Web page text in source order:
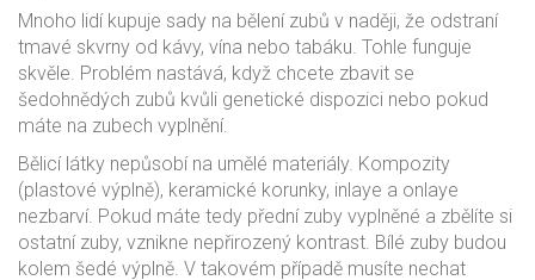
Mnoho lidí kupuje sady na bělení zubů v naději, že odstraní
tmavé skvrny od kávy, vína nebo tabáku. Tohle funguje
skvěle. Problém nastává, když chcete zbavit se
šedohnědých zubů kvůli genetické dispozici nebo pokud
máte na zubech vyplnění.
Bělicí látky nepůsobí na umělé materiály. Kompozity
(plastové výplně), keramické korunky, inlaye a onlaye
nezbarví. Pokud máte tedy přední zuby vyplněné a zbělíte si
ostatní zuby, vznikne nepřirozený kontrast. Bílé zuby budou
kolem šedé výplně. V takovém případě musíte nechat